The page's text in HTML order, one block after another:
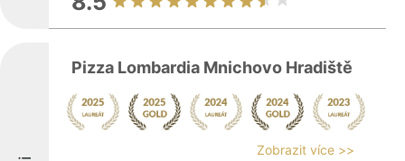
Pizza Lombardia Mnichovo Hradiště
Zobrazit více >>